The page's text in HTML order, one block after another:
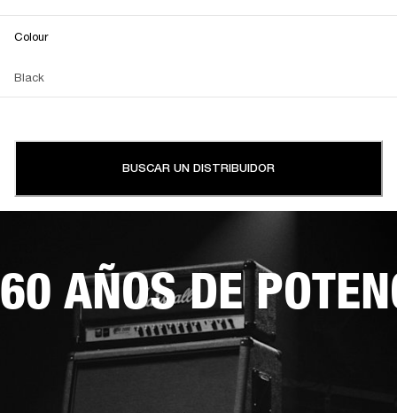
Colour
Black
BUSCAR UN DISTRIBUIDOR
60 AÑOS DE